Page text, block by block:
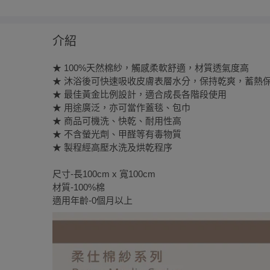
介紹
★ 100%天然棉紗，觸感柔軟舒適，材質透氣度高
★ 沐浴後可快速吸收皮膚表層水分，保持乾爽，蓄熱
★ 最佳黃金比例設計，適合成長各階段使用
★ 用途廣泛，亦可當作蓋毯、包巾
★ 商品可機洗、快乾、耐用性高
★ 不含螢光劑、甲醛等有毒物質
★ 製程經高壓水洗及烘乾程序
尺寸-長100cm x 寬100cm
材質-100%棉
適用年齡-0個月以上